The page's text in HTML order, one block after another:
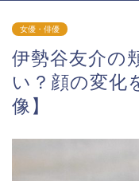
女優・俳優
伊勢谷友介の
い？顔の変化
像】